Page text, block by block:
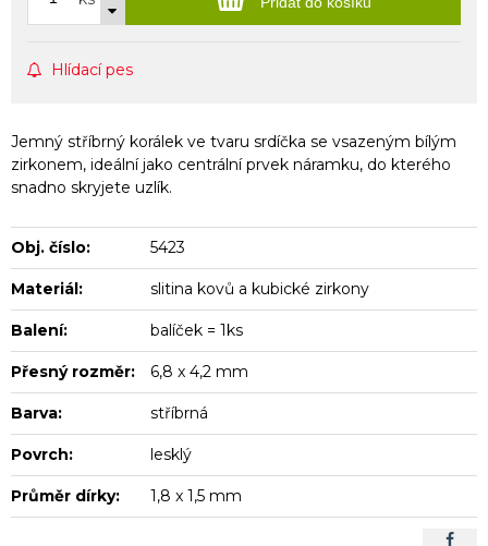
Hlídací pes
Jemný stříbrný korálek ve tvaru srdíčka se vsazeným bílým
zirkonem, ideální jako centrální prvek náramku, do kterého
snadno skryjete uzlík.
Obj. číslo: 5423
Materiál: slitina kovů a kubické zirkony
Balení: balíček = 1ks
Přesný rozměr: 6,8 x 4,2 mm
Barva: stříbrná
Povrch: lesklý
Průměr dírky: 1,8 x 1,5 mm